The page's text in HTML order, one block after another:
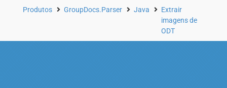
Produtos GroupDocs.Parser Java
Extrair
imagens de
ODT